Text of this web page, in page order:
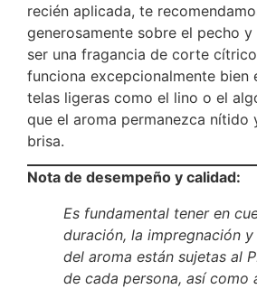
recién aplicada, te
generosamente sobre el pecho
ser una fragancia de corte
funciona excepcionalmente bien
telas ligeras como el lino o el
que el aroma permanezca nítido
brisa.
Nota de desempeño y calidad:
Es fundamental tener en
duración, la impregnación
del aroma están sujetas al
de cada persona, así como